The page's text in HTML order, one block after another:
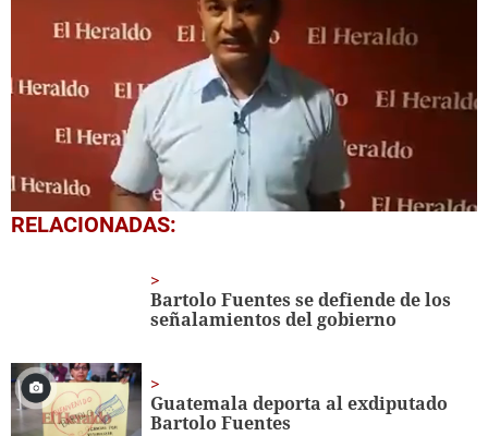
0
seconds
RELACIONADAS:
Bartolo Fuentes se defiende de los
señalamientos del gobierno
Guatemala deporta al exdiputado
Bartolo Fuentes